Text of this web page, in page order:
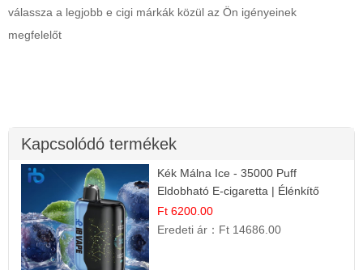
válassza a legjobb e cigi márkák közül az Ön igényeinek
megfelelőt
Kapcsolódó termékek
Kék Málna Ice - 35000 Puff
Eldobható E-cigaretta | Élénkítő
Gyümölcsös Frissesség!
Ft 6200.00
Eredeti ár： Ft 14686.00